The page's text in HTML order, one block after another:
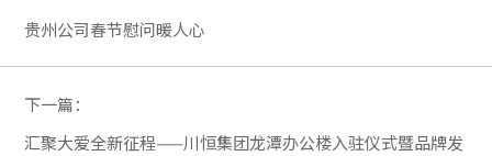
贵州公司春节慰问暖人心
下一篇：
汇聚大爱全新征程——川恒集团龙潭办公楼入驻仪式暨品牌发